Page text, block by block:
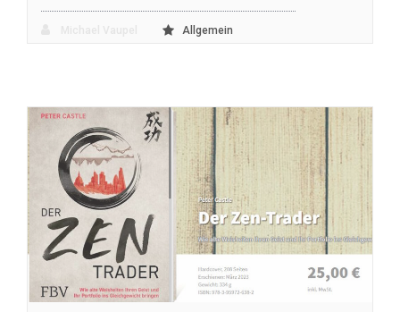
Allgemein